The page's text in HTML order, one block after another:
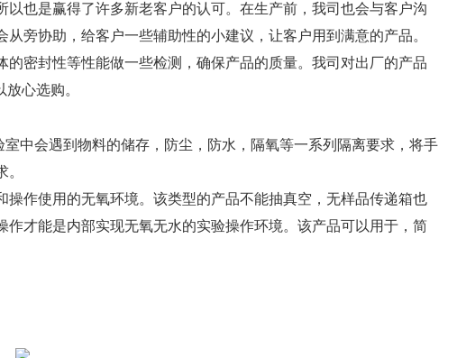
也是赢得了许多新老客户的认可。在生产前，我司也会与客户沟
旁协助，给客户一些辅助性的小建议，让客户用到满意的产品。
密封性等性能做一些检测，确保产品的质量。我司对出厂的产品
心选购。
中会遇到物料的储存，防尘，防水，隔氧等一系列隔离要求，将手
作使用的无氧环境。该类型的产品不能抽真空，无样品传递箱也
才能是内部实现无氧无水的实验操作环境。该产品可以用于，简